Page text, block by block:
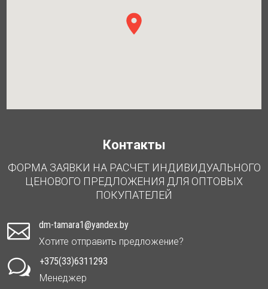
Контакты
ФОРМА ЗАЯВКИ НА РАСЧЕТ ИНДИВИДУАЛЬНОГО
ЦЕНОВОГО ПРЕДЛОЖЕНИЯ ДЛЯ ОПТОВЫХ
ПОКУПАТЕЛЕЙ

dm-tamara1@yandex.by
Хотите отправить предложение?
w
+375(33)6311293
Менеджер